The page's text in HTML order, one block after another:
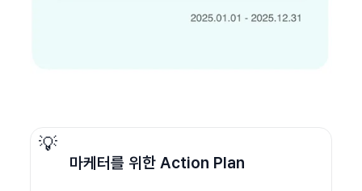
💡
마케터를 위한 Action Plan